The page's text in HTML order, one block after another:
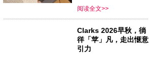
阅读全文>>
Clarks 2026早秋，徜
徉「苹」凡，走出惬意
引力